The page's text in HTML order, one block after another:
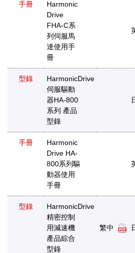
手冊
Harmonic
Drive
FHA-C系
列伺服馬
達使用手
冊
型錄
HarmonicDrive
伺服驅動
器HA-800
系列 產品
型錄
手冊
Harmonic
Drive HA-
800系列驅
動器使用
手冊
型錄
HarmonicDrive
精密控制
用減速機
產品綜合
型錄
繁中